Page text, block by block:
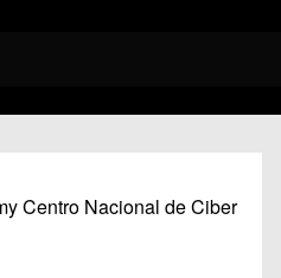
Centro Nacional de Ciber